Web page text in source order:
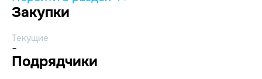
Закупки
Текущие
-
Подрядчики